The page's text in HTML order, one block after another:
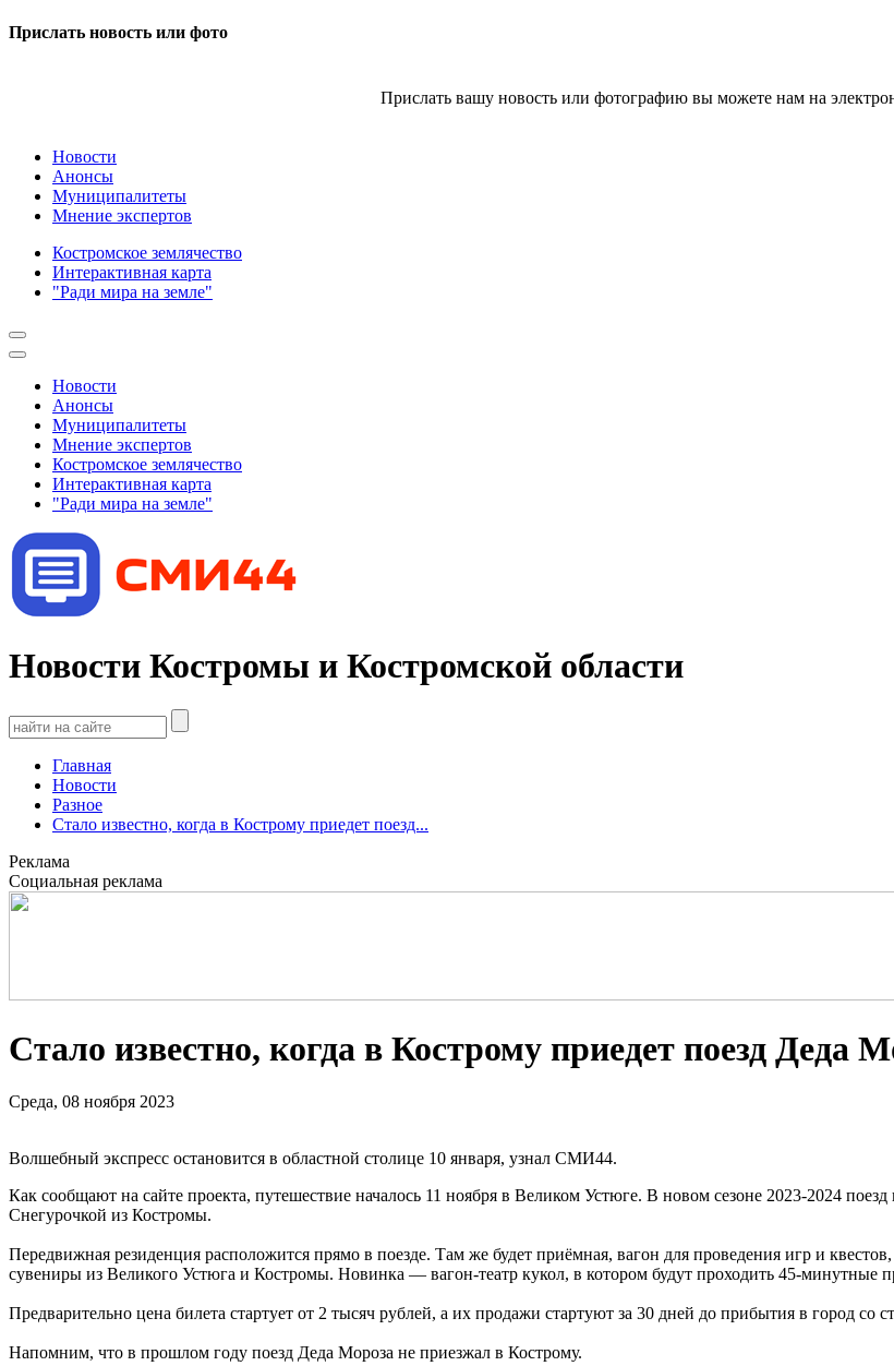
Прислать новость или фото
Прислать вашу новость или фотографию вы можете нам на
Новости
Анонсы
Муниципалитеты
Мнение экспертов
Костромское землячество
Интерактивная карта
"Ради мира на земле"
Новости
Анонсы
Муниципалитеты
Мнение экспертов
Костромское землячество
Интерактивная карта
"Ради мира на земле"
Новости Костромы и Костромской области
Главная
Новости
Разное
Стало известно, когда в Кострому приедет поезд...
Реклама
Социальная реклама
Стало известно, когда в Кострому приедет поезд Деда
Среда, 08 ноября 2023
Волшебный экспресс остановится в областной столице 10 января, узнал СМИ44.
Как сообщают на сайте проекта, путешествие началось 11 ноября в Великом Устюге. В новом сезоне 2023-2024
Снегурочкой из Костромы.
Передвижная резиденция расположится прямо в поезде. Там же будет приёмная, вагон для проведения игр и
сувениры из Великого Устюга и Костромы. Новинка — вагон-театр кукол, в котором будут проходить 45-минутные
Предварительно цена билета стартует от 2 тысяч рублей, а их продажи стартуют за 30 дней до прибытия в город со
Напомним, что в прошлом году поезд Деда Мороза не приезжал в Кострому.